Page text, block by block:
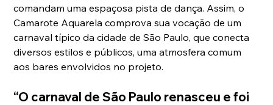
comandam uma espaçosa pista de dança. Assim, o
Camarote Aquarela comprova sua vocação de um
carnaval típico da cidade de São Paulo, que conecta
diversos estilos e públicos, uma atmosfera comum
aos bares envolvidos no projeto.
“O carnaval de São Paulo renasceu e foi